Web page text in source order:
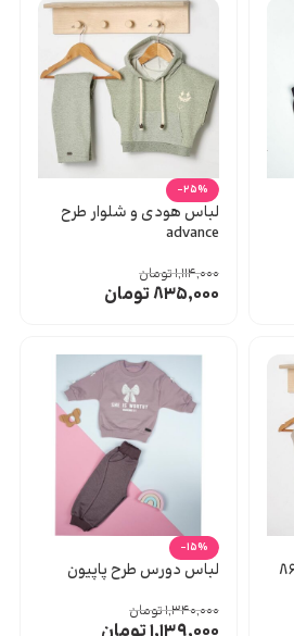
-25%
لباس هودی و شلوار طرح
advance
۱,۱۱۴,۰۰۰تومان
۸۳۵,۰۰۰تومان
-15%
لباس دورس طرح پاپیون
۱,۳۴۰,۰۰۰تومان